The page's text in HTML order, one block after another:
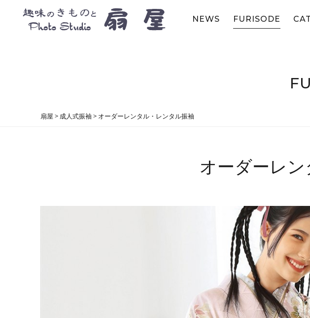
NEWS FURISODE
扇屋 > 成人式振袖 > オーダーレンタル・レンタル振袖
オーダーレ